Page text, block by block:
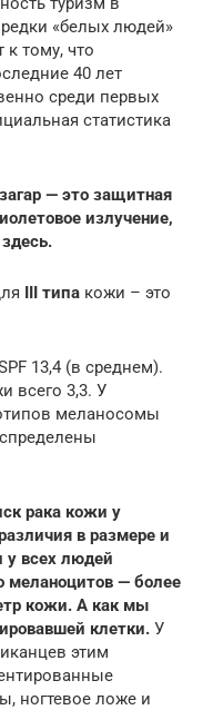
«белых людей»
тому, что
40 лет
среди первых
статистика
— это защитная
излучение,
III типа кожи – это
13,4 (в среднем).
всего 3,3. У
меланосомы
рака кожи у
в размере и
у всех людей
меланоцитов — более
кожи. А как мы
клетки. У
этим
ногтевое ложе и